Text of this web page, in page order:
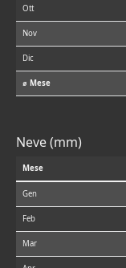
Ott
Nov
Dic
⌀ Mese
Neve (mm)
Mese
Gen
Feb
Mar